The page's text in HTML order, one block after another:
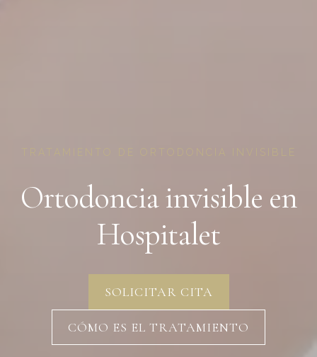
Ortodoncia invisible en
Hospitalet
SOLICITAR CITA
CÓMO ES EL TRATAMIENTO